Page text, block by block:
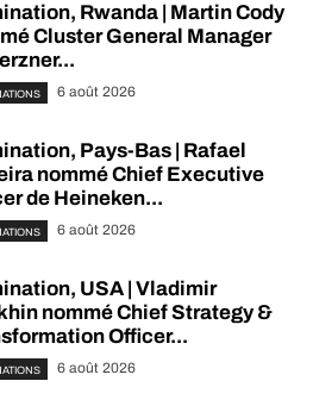
Rwanda | Martin Cody
Cluster General Manager
6 août 2026
Pays-Bas | Rafael
nommé Chief Executive
de Heineken...
6 août 2026
USA | Vladimir
nommé Chief Strategy &
Officer...
6 août 2026